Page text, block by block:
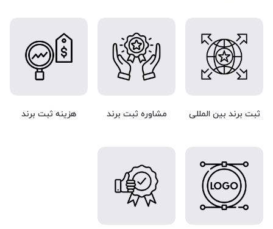
ثبت برند بین المللی مشاوره ثبت برند هزینه ثبت برند